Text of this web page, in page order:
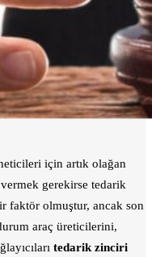
için artık olağan
gerekirse tedarik
faktör olmuştur, ancak son
araç üreticilerini,
tedarik zinciri